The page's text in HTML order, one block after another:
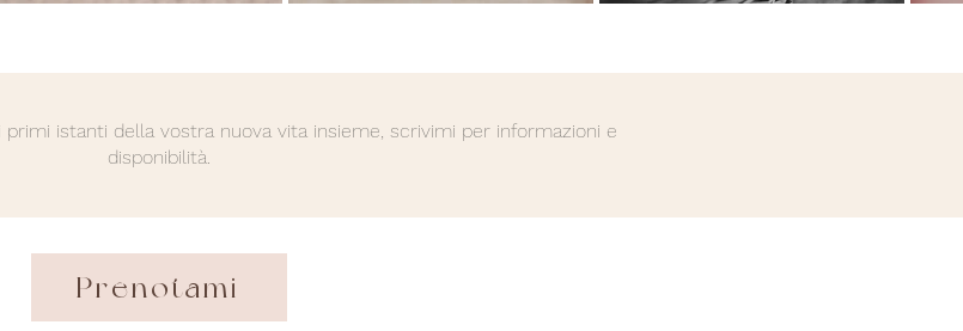
istanti della vostra nuova vita insieme, scrivimi per informazioni e
disponibilità.
Prenotami